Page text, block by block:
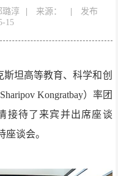
璐淳 来源：
发布
15
斯坦高等教育、科学和创
Kongratbay）率团
接待了来宾并出席座谈
谈会。